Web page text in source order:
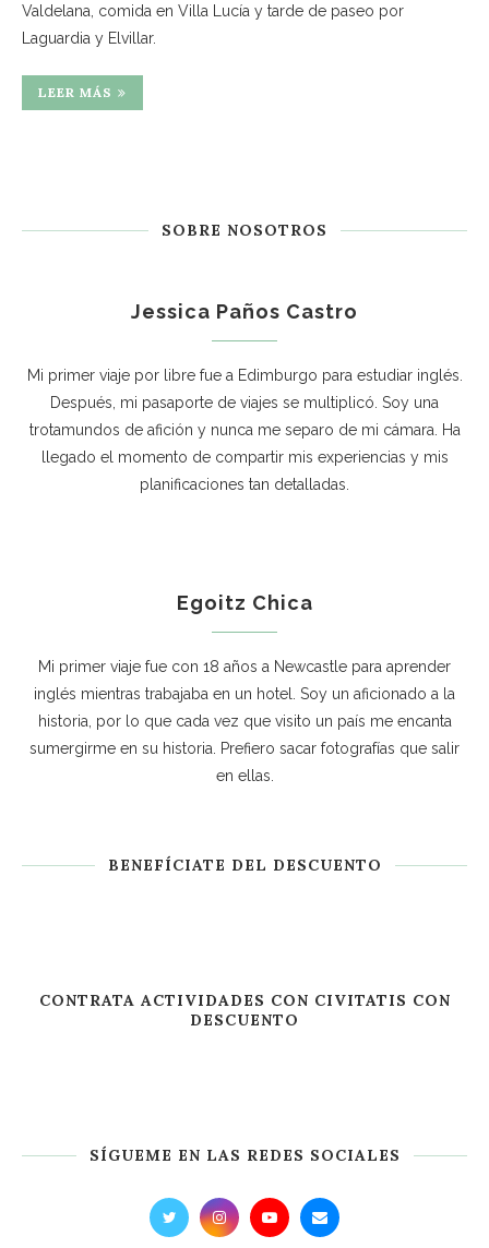
Valdelana, comida en Villa Lucía y tarde de paseo por
Laguardia y Elvillar.
LEER MÁS
SOBRE NOSOTROS
Jessica Paños Castro
Mi primer viaje por libre fue a Edimburgo para estudiar inglés.
Después, mi pasaporte de viajes se multiplicó. Soy una
trotamundos de afición y nunca me separo de mi cámara. Ha
llegado el momento de compartir mis experiencias y mis
planificaciones tan detalladas.
Egoitz Chica
Mi primer viaje fue con 18 años a Newcastle para aprender
inglés mientras trabajaba en un hotel. Soy un aficionado a la
historia, por lo que cada vez que visito un país me encanta
sumergirme en su historia. Prefiero sacar fotografías que salir
en ellas.
BENEFÍCIATE DEL DESCUENTO
CONTRATA ACTIVIDADES CON CIVITATIS CON
DESCUENTO
SÍGUEME EN LAS REDES SOCIALES